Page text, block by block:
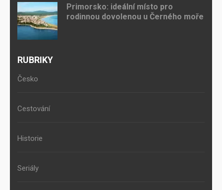
Primorsko: ideální místo pro
rodinnou dovolenou u Černého moře
RUBRIKY
Česko
Cestování
Historie
Seriály